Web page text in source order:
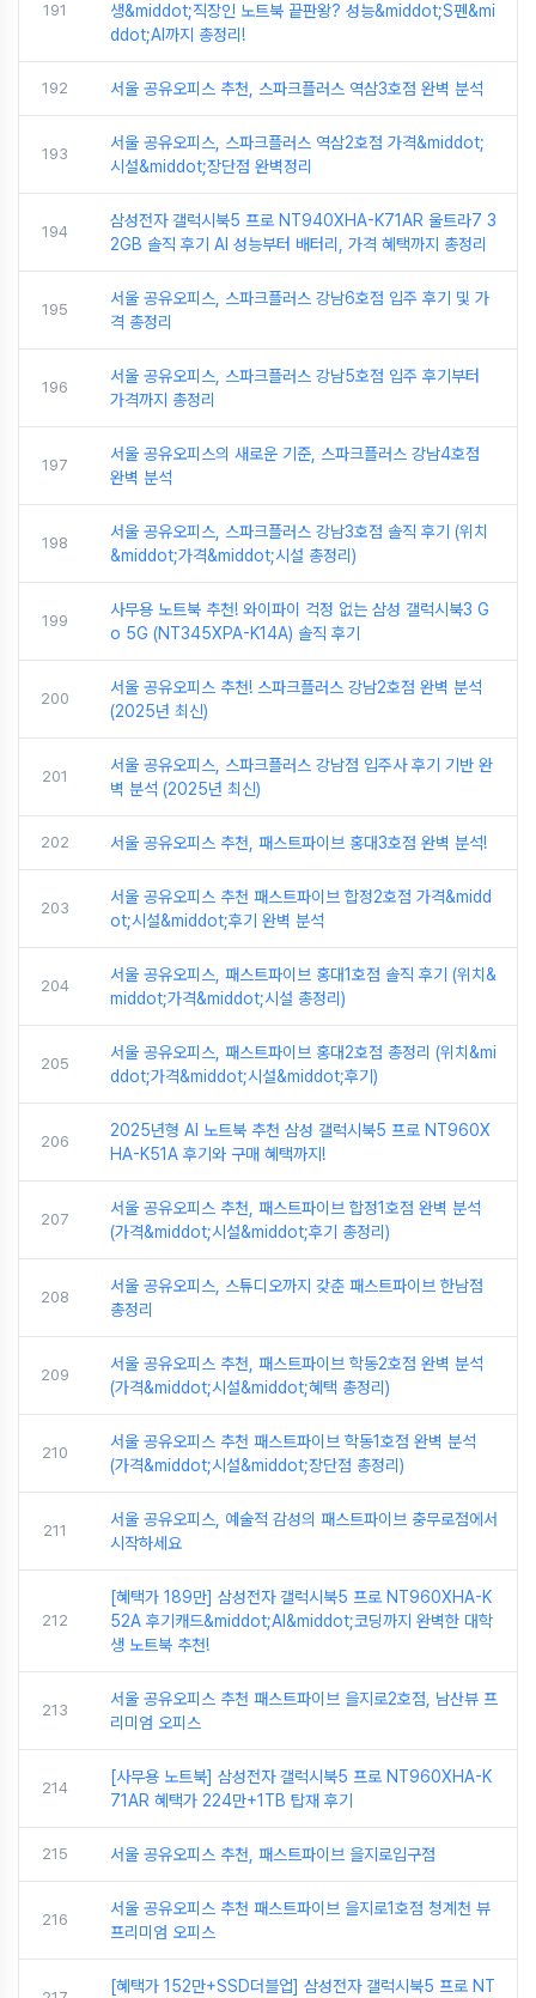
191
생&middot;직장인 노트북 끝판왕? 성능&middot;S펜&mi
ddot;AI까지 총정리!
192 서울 공유오피스 추천, 스파크플러스 역삼3호점 완벽 분석
193
서울 공유오피스, 스파크플러스 역삼2호점 가격&middot;
시설&middot;장단점 완벽정리
194
삼성전자 갤럭시북5 프로 NT940XHA-K71AR 울트라7 3
2GB 솔직 후기 AI 성능부터 배터리, 가격 혜택까지 총정리
195
서울 공유오피스, 스파크플러스 강남6호점 입주 후기 및 가
격 총정리
196
서울 공유오피스, 스파크플러스 강남5호점 입주 후기부터
가격까지 총정리
197
서울 공유오피스의 새로운 기준, 스파크플러스 강남4호점
완벽 분석
198
서울 공유오피스, 스파크플러스 강남3호점 솔직 후기 (위치
&middot;가격&middot;시설 총정리)
199
사무용 노트북 추천! 와이파이 걱정 없는 삼성 갤럭시북3 G
o 5G (NT345XPA-K14A) 솔직 후기
200
서울 공유오피스 추천! 스파크플러스 강남2호점 완벽 분석
(2025년 최신)
201
서울 공유오피스, 스파크플러스 강남점 입주사 후기 기반 완
벽 분석 (2025년 최신)
202 서울 공유오피스 추천, 패스트파이브 홍대3호점 완벽 분석!
203
서울 공유오피스 추천 패스트파이브 합정2호점 가격&midd
ot;시설&middot;후기 완벽 분석
204
서울 공유오피스, 패스트파이브 홍대1호점 솔직 후기 (위치&
middot;가격&middot;시설 총정리)
205
서울 공유오피스, 패스트파이브 홍대2호점 총정리 (위치&mi
ddot;가격&middot;시설&middot;후기)
206
2025년형 AI 노트북 추천 삼성 갤럭시북5 프로 NT960X
HA-K51A 후기와 구매 혜택까지!
207
서울 공유오피스 추천, 패스트파이브 합정1호점 완벽 분석
(가격&middot;시설&middot;후기 총정리)
208
서울 공유오피스, 스튜디오까지 갖춘 패스트파이브 한남점
총정리
209
서울 공유오피스 추천, 패스트파이브 학동2호점 완벽 분석
(가격&middot;시설&middot;혜택 총정리)
210
서울 공유오피스 추천 패스트파이브 학동1호점 완벽 분석
(가격&middot;시설&middot;장단점 총정리)
211
서울 공유오피스, 예술적 감성의 패스트파이브 충무로점에서
시작하세요
212
[혜택가 189만] 삼성전자 갤럭시북5 프로 NT960XHA-K
52A 후기캐드&middot;AI&middot;코딩까지 완벽한 대학
생 노트북 추천!
213
서울 공유오피스 추천 패스트파이브 을지로2호점, 남산뷰 프
리미엄 오피스
214
[사무용 노트북] 삼성전자 갤럭시북5 프로 NT960XHA-K
71AR 혜택가 224만+1TB 탑재 후기
215 서울 공유오피스 추천, 패스트파이브 을지로입구점
216
서울 공유오피스 추천 패스트파이브 을지로1호점 청계천 뷰
프리미엄 오피스
[혜택가 152만+SSD더블업] 삼성전자 갤럭시북5 프로 NT